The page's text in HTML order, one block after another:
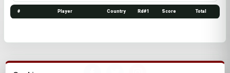
# Player Country Rd#1 Score Total